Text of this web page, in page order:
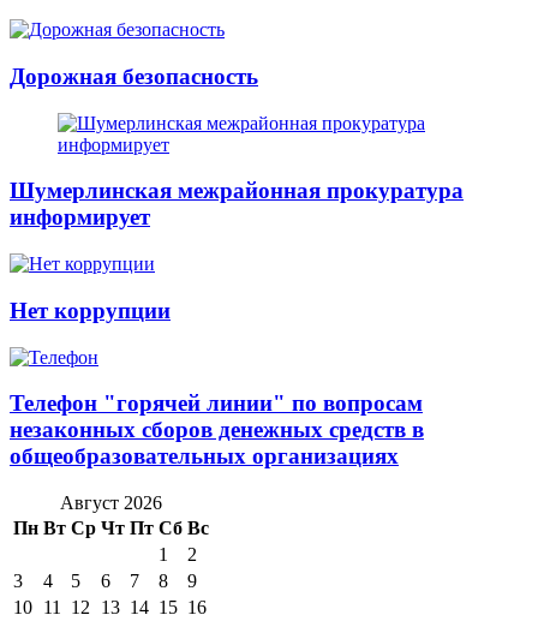
Дорожная безопасность
Шумерлинская межрайонная прокуратура
информирует
Нет коррупции
Телефон "горячей линии" по вопросам
незаконных сборов денежных средств в
общеобразовательных организациях
Август 2026
Пн Вт Ср Чт Пт Сб Вс
1
2
3
4 5 6 7 8
9
10 11 12 13 14 15 16